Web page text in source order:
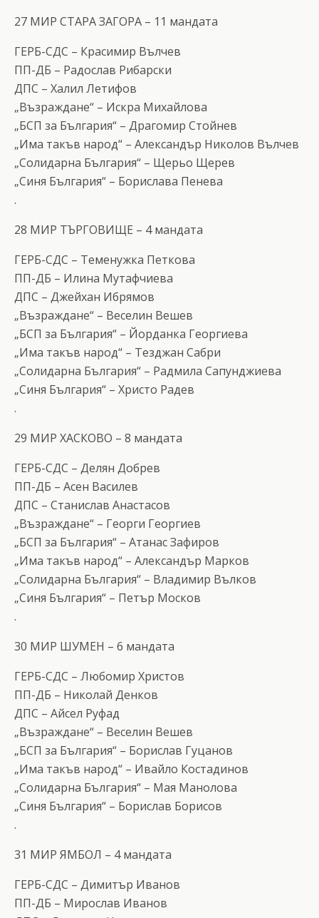
27 МИР СТАРА ЗАГОРА – 11 мандата
ГЕРБ-СДС – Красимир Вълчев
ПП-ДБ – Радослав Рибарски
ДПС – Халил Летифов
„Възраждане“ – Искра Михайлова
„БСП за България“ – Драгомир Стойнев
„Има такъв народ“ – Александър Николов Вълчев
„Солидарна България“ – Щерьо Щерев
„Синя България“ – Борислава Пенева
.
28 МИР ТЪРГОВИЩЕ – 4 мандата
ГЕРБ-СДС – Теменужка Петкова
ПП-ДБ – Илина Мутафчиева
ДПС – Джейхан Ибрямов
„Възраждане“ – Веселин Вешев
„БСП за България“ – Йорданка Георгиева
„Има такъв народ“ – Тезджан Сабри
„Солидарна България“ – Радмила Сапунджиева
„Синя България“ – Христо Радев
.
29 МИР ХАСКОВО – 8 мандата
ГЕРБ-СДС – Делян Добрев
ПП-ДБ – Асен Василев
ДПС – Станислав Анастасов
„Възраждане“ – Георги Георгиев
„БСП за България“ – Атанас Зафиров
„Има такъв народ“ – Александър Марков
„Солидарна България“ – Владимир Вълков
„Синя България“ – Петър Москов
.
30 МИР ШУМЕН – 6 мандата
ГЕРБ-СДС – Любомир Христов
ПП-ДБ – Николай Денков
ДПС – Айсел Руфад
„Възраждане“ – Веселин Вешев
„БСП за България“ – Борислав Гуцанов
„Има такъв народ“ – Ивайло Костадинов
„Солидарна България“ – Мая Манолова
„Синя България“ – Борислав Борисов
.
31 МИР ЯМБОЛ – 4 мандата
ГЕРБ-СДС – Димитър Иванов
ПП-ДБ – Мирослав Иванов